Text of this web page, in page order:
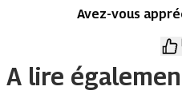
Avez-vous
A lire